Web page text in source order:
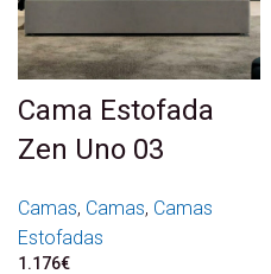
Cama Estofada
Zen Uno 03
Camas, Camas, Camas
Estofadas
1.176€